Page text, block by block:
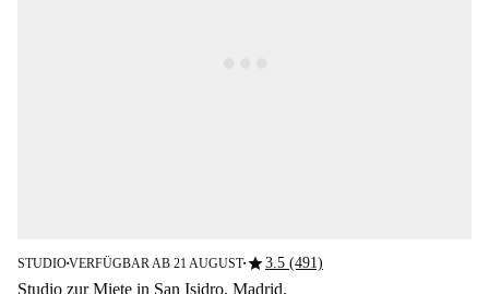
STUDIO■VERFÜGBAR AB 21 AUGUST■star3.5 (491)
Studio zur Miete in San Isidro, Madrid.